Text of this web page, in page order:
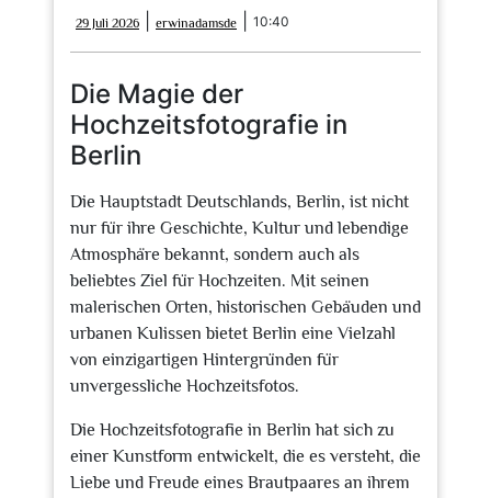
29 Juli 2026
Juli
2026
erwinadamsde erwinadamsde
10:40
Die Magie der
Hochzeitsfotografie in
Berlin
Die Hauptstadt Deutschlands, Berlin, ist nicht
nur für ihre Geschichte, Kultur und lebendige
Atmosphäre bekannt, sondern auch als
beliebtes Ziel für Hochzeiten. Mit seinen
malerischen Orten, historischen Gebäuden und
urbanen Kulissen bietet Berlin eine Vielzahl
von einzigartigen Hintergründen für
unvergessliche Hochzeitsfotos.
Die Hochzeitsfotografie in Berlin hat sich zu
einer Kunstform entwickelt, die es versteht, die
Liebe und Freude eines Brautpaares an ihrem